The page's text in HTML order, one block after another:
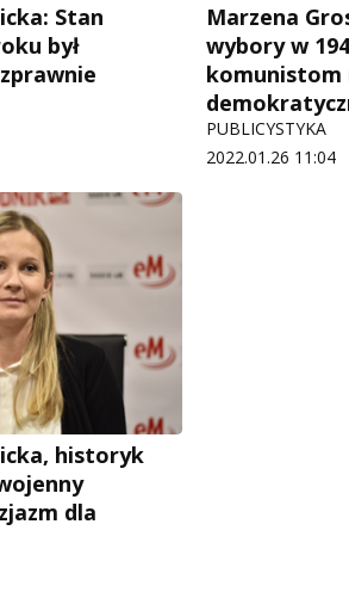
Stan
był
Marzena
wybory w
komunistom
PUBLICYSTYKA
2022.01.26 11:04
historyk
dla